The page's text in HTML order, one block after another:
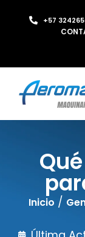
+57
Inicio /